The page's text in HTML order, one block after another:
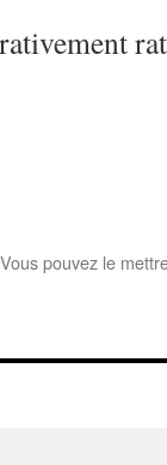
pouvez le